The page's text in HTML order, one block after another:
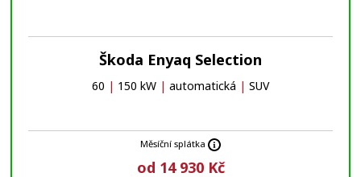
Škoda Enyaq Selection
60 | 150 kW | automatická | SUV
Měsíční splátka
od 14 930 Kč